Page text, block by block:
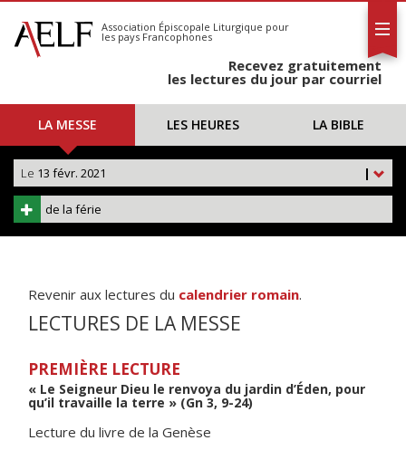
S'abonner
Calendrier
Association Épiscopale Liturgique pour
les pays Francophones
Recevez gratuitement
les lectures du jour par courriel
LA MESSE LES HEURES LA BIBLE
|
Le 13 févr. 2021
de la férie
Revenir aux lectures du calendrier romain.
LECTURES DE LA MESSE
PREMIÈRE LECTURE
« Le Seigneur Dieu le renvoya du jardin d’Éden, pour
qu’il travaille la terre » (Gn 3, 9-24)
Lecture du livre de la Genèse